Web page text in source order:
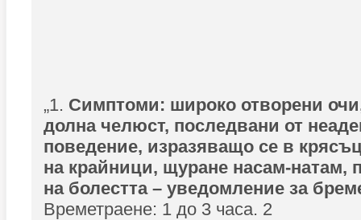
„1. Симптоми: широко отворени
долна челюст, последвани от
поведение, изразяващо се в
на крайници, щуране насам-натам,
на болестта – уведомление за
Времетраене: 1 до 3 часа. 2